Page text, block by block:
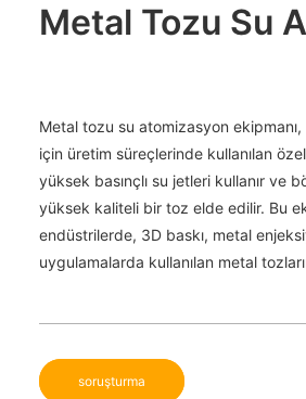
Metal Tozu Su
Metal tozu su atomizasyon
için üretim süreçlerinde kullanılan
yüksek basınçlı su jetleri kullanır ve
yüksek kaliteli bir toz elde edilir. Bu
endüstrilerde, 3D baskı, metal
uygulamalarda kullanılan metal
soruşturma